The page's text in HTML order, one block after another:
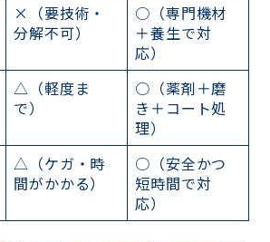
×（要技術・
分解不可）
○（専門機材
＋養生で対
応）
△（軽度ま
で）
○（薬剤＋磨
き＋コート処
理）
△（ケガ・時
間がかかる）
○（安全かつ
短時間で対
応）